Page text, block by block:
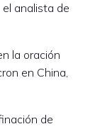
analista de
la oración
en China,
de